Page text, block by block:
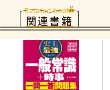
Related books
関連書籍